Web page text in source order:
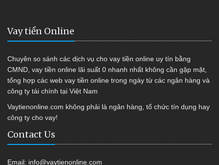
Vay tiền Online
Chuyên so sánh các dịch vụ cho vay tiền online uy tín bằng
CMND, vay tiền online lãi suất 0 nhanh nhất không cần gặp mặt,
tổng hợp các web vay tiền online trong ngày từ các ngân hàng và
công ty tài chính tại Việt Nam
Vaytienonline.com không phải là ngân hàng, tổ chức tín dụng hay
công ty cho vay!
Contact Us
Email: info@vaytienonline.com